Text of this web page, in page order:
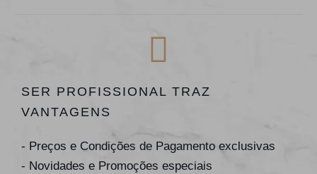
SER PROFISSIONAL TRAZ
VANTAGENS
- Preços e Condições de Pagamento exclusivas
- Novidades e Promoções especiais